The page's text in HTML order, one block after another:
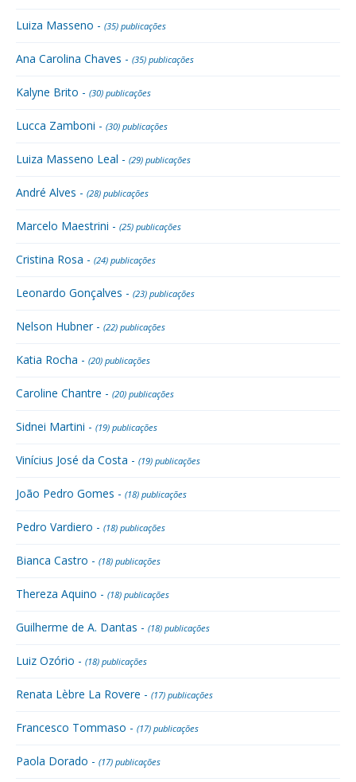
Luiza Masseno - (35) publicações
Ana Carolina Chaves - (35) publicações
Kalyne Brito - (30) publicações
Lucca Zamboni - (30) publicações
Luiza Masseno Leal - (29) publicações
André Alves - (28) publicações
Marcelo Maestrini - (25) publicações
Cristina Rosa - (24) publicações
Leonardo Gonçalves - (23) publicações
Nelson Hubner - (22) publicações
Katia Rocha - (20) publicações
Caroline Chantre - (20) publicações
Sidnei Martini - (19) publicações
Vinícius José da Costa - (19) publicações
João Pedro Gomes - (18) publicações
Pedro Vardiero - (18) publicações
Bianca Castro - (18) publicações
Thereza Aquino - (18) publicações
Guilherme de A. Dantas - (18) publicações
Luiz Ozório - (18) publicações
Renata Lèbre La Rovere - (17) publicações
Francesco Tommaso - (17) publicações
Paola Dorado - (17) publicações